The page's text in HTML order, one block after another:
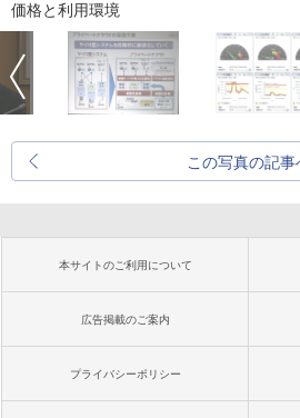
価格と利用環境
この写真の記事
本サイトのご利用について
広告掲載のご案内
プライバシーポリシー